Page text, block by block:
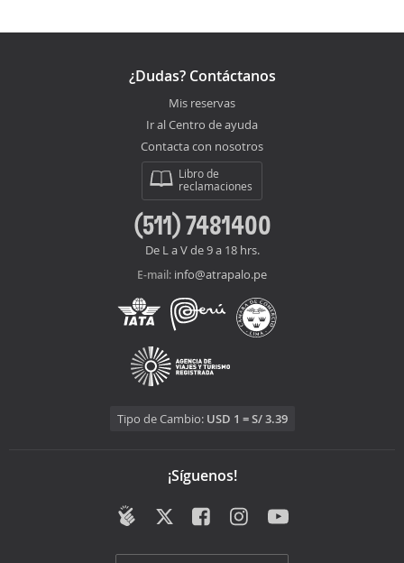
¿Dudas? Contáctanos
Mis reservas
Ir al Centro de ayuda
Contacta con nosotros
Libro de
reclamaciones
(511) 7481400
De L a V de 9 a 18 hrs.
E-mail: info@atrapalo.pe
Tipo de Cambio: USD 1 = S/ 3.39
¡Síguenos!